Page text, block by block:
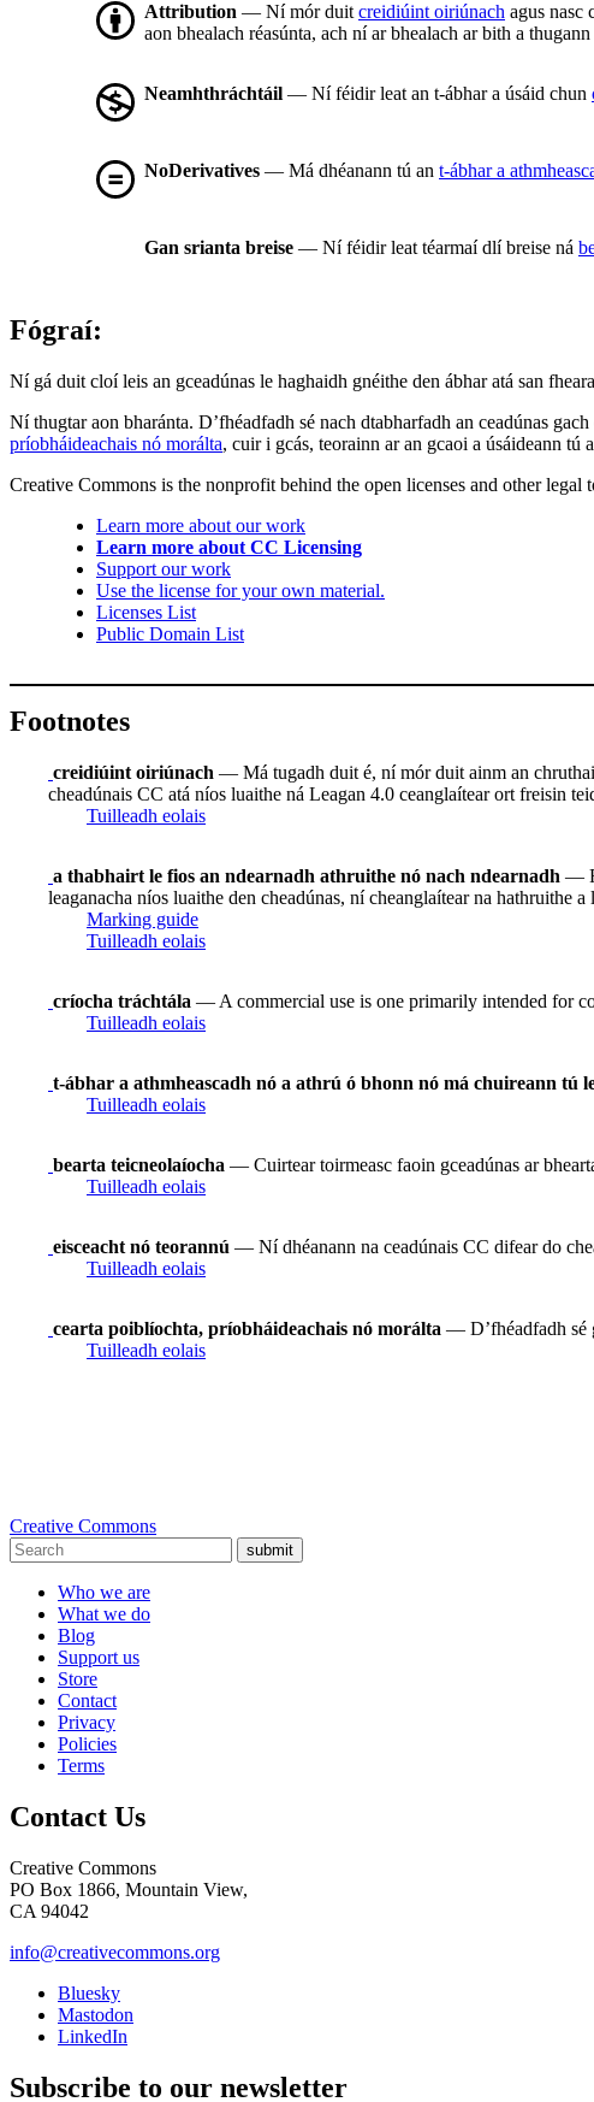
Attribution — Ní mór duit creidiúint oiriúnach agus nasc
aon bhealach réasúnta, ach ní ar bhealach ar bith a
Neamhthráchtáil — Ní féidir leat an t-ábhar a úsáid chun
NoDerivatives — Má dhéanann tú an t-ábhar a
Gan srianta breise — Ní féidir leat téarmaí dlí breise ná
Fógraí:
Ní gá duit cloí leis an gceadúnas le haghaidh gnéithe den ábhar atá san
Ní thugtar aon bharánta. D’fhéadfadh sé nach dtabharfadh an ceadúnas
príobháideachais nó morálta, cuir i gcás, teorainn ar an gcaoi a úsáideann tú
Creative Commons is the nonprofit behind the open licenses and other
Learn more about our work
Learn more about CC Licensing
Support our work
Use the license for your own material.
Licenses List
Public Domain List
Footnotes
creidiúint oiriúnach — Má tugadh duit é, ní mór duit ainm an
cheadúnais CC atá níos luaithe ná Leagan 4.0 ceanglaítear ort freisin
Tuilleadh eolais
a thabhairt le fios an ndearnadh athruithe nó nach ndearnadh —
leaganacha níos luaithe den cheadúnas, ní cheanglaítear na hathruithe
Marking guide
Tuilleadh eolais
críocha tráchtála — A commercial use is one primarily intended for
Tuilleadh eolais
t-ábhar a athmheascadh nó a athrú ó bhonn nó má chuireann tú
Tuilleadh eolais
bearta teicneolaíocha — Cuirtear toirmeasc faoin gceadúnas ar
Tuilleadh eolais
eisceacht nó teorannú — Ní dhéanann na ceadúnais CC difear do
Tuilleadh eolais
cearta poiblíochta, príobháideachais nó morálta — D’fhéadfadh sé
Tuilleadh eolais
Creative Commons
submit
Who we are
What we do
Blog
Support us
Store
Contact
Privacy
Policies
Terms
Contact Us
Creative Commons
PO Box 1866, Mountain View,
CA 94042
info@creativecommons.org
Bluesky
Mastodon
LinkedIn
Subscribe to our newsletter